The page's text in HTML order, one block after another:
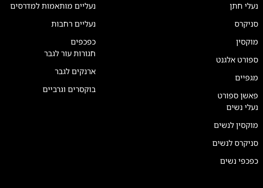
נעלי חתן
סניקרס
מוקסין
ספורט אלגנט
מגפיים
פאשן ספורט
נעלי נשים
מוקסין לנשים
סניקרס לנשים
כפכפי נשים
נעליים מותאמות למדרסים
נעליים רחבות
כפכפים
חגורות עור לגבר
ארנקים לגבר
בוקסרים וגרביים